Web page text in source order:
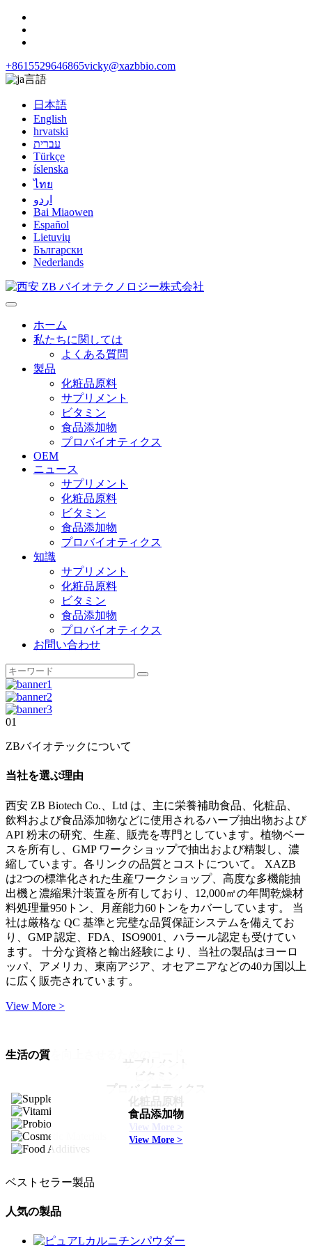
+8615529646865vicky@xazbbio.com
言語
日本語
English
hrvatski
עברית
Türkçe
íslenska
ไทย
اردو
Bai Miaowen
Español
Lietuvių
Български
Nederlands
ホーム
私たちに関しては
よくある質問
製品
化粧品原料
サプリメント
ビタミン
食品添加物
プロバイオティクス
OEM
ニュース
サプリメント
化粧品原料
ビタミン
食品添加物
プロバイオティクス
知識
サプリメント
化粧品原料
ビタミン
食品添加物
プロバイオティクス
お問い合わせ
01
ZBバイオテックについて
当社を選ぶ理由
西安 ZB Biotech Co.、Ltd は、主に栄養補助食品、化粧品、
飲料および食品添加物などに使用されるハーブ抽出物および
API 粉末の研究、生産、販売を専門としています。植物ベー
スを所有し、GMP ワークショップで抽出および精製し、濃
縮しています。各リンクの品質とコストについて。 XAZB
は2つの標準化された生産ワークショップ、高度な多機能抽
出機と濃縮果汁装置を所有しており、12,000㎡の年間乾燥材
料処理量950トン、月産能力60トンをカバーしています。 当
社は厳格な QC 基準と完璧な品質保証システムを備えてお
り、GMP 認定、FDA、ISO9001、ハラール認定も受けてい
ます。 十分な資格と輸出経験により、当社の製品はヨーロ
ッパ、アメリカ、東南アジア、オセアニアなどの40カ国以上
に広く販売されています。
View More >
生活の質を向上させるためのコード
サプリメント
View More >
ビタミン
View More >
プロバイオティクス
View More >
化粧品原料
View More >
食品添加物
View More >
ベストセラー製品
人気の製品